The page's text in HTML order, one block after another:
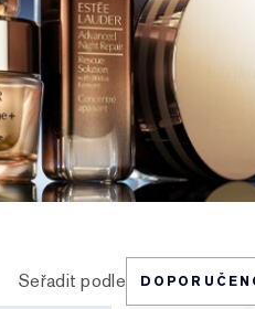
Seřadit podle